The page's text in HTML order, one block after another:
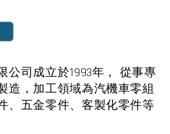
公司成立於1993年， 從事專
造，加工領域為汽機車零組
、五金零件、客製化零件等